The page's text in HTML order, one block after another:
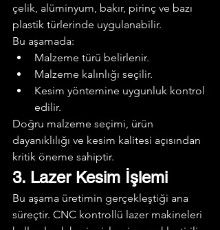
çelik, alüminyum, bakır, pirinç ve bazı
plastik türlerinde uygulanabilir.
Bu aşamada:
Malzeme türü belirlenir.
Malzeme kalınlığı seçilir.
Kesim yöntemine uygunluk kontrol
edilir.
Doğru malzeme seçimi, ürün
dayanıklılığı ve kesim kalitesi açısından
kritik öneme sahiptir.
3. Lazer Kesim İşlemi
Bu aşama üretimin gerçekleştiği ana
süreçtir. CNC kontrollü lazer makineleri